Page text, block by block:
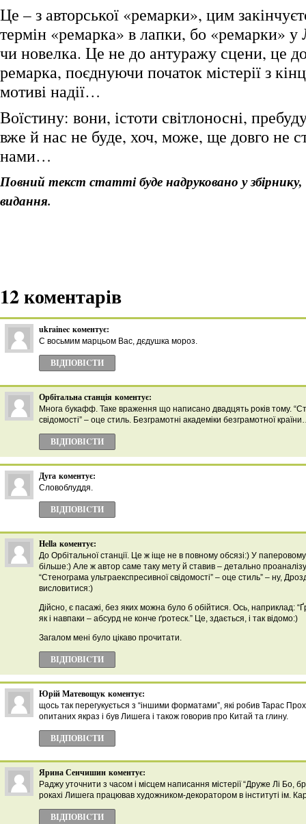
Це – з авторської «ремарки», цим
термін «ремарка» в лапки, бо «ремарки»
чи новелка. Це не до антуражу сцени, це
ремарка, поєднуючи початок містерії з
мотиві надії…
Воїстину: вони, істоти світлоносні,
вже й нас не буде, хоч, може, ще довго не
нами…
Повний текст статті буде надруковано у
видання.
12 коментарів
ukrainec коментує:
С восьмим марцьом Вас, дєдушка мороз.
ВІДПОВІCТИ
Орбітальна станція коментує:
Многа букафф. Таке враження що написано двадцять років тому.
свідомості” – оце стиль. Безграмотні академіки безграмотної
ВІДПОВІCТИ
Дуга коментує:
Словоблуддя.
ВІДПОВІCТИ
Hella коментує:
До Орбітальної станції. Це ж іще не в повному обсязі:) У
більше:) Але ж автор саме таку мету й ставив – детально
“Стенограма ультраекспресивної свідомості” – оце стиль” – ну,
висловитися:)
Дійсно, є пасажі, без яких можна було б обійтися. Ось, наприклад:
як і навпаки – абсурд не конче ґротеск.” Це, здається, і так відомо:)
Загалом мені було цікаво прочитати.
ВІДПОВІCТИ
Юрій Матевощук коментує:
щось так перегукується з “іншими форматами”, які робив Тарас
опитаних якраз і був Лишега і також говорив про Китай та глину.
ВІДПОВІCТИ
Ярина Сенчишин коментує:
Раджу уточнити з часом і місцем написання містерії “Друже Лі Бо,
рокахі Лишега працював художником-декоратором в інституті ім.
ВІДПОВІCТИ